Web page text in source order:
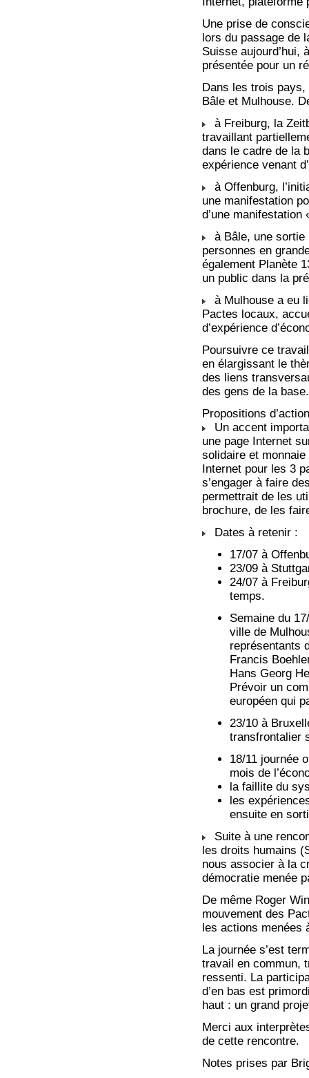
Une prise de
lors du passage de
Suisse aujourd’hui,
présentée pour un
Dans les trois
Bâle et Mulhouse.
à Freiburg, la
travaillant
dans le cadre de la
expérience venant
à Offenburg,
une manifestation
d’une
à Bâle, une
personnes en
également Planète
un public dans la
à Mulhouse a eu
Pactes locaux,
d’expérience
Poursuivre ce
en élargissant le
des liens
des gens de la base.
Propositions
Un accent
une page Internet
solidaire et monnaie
Internet pour les 3
s’engager à faire
permettrait de les
brochure, de les
Dates à retenir :
17/07 à
23/09 à
24/07 à
temps.
Semaine du
ville de
représentants
Francis
Hans Georg
Prévoir un
européen qui
23/10 à
transfrontalier
18/11 journée
mois de
la faillite du
les
ensuite en
Suite à une
les droits humains
nous associer à la
démocratie menée
De même Roger
mouvement des
les actions menées
La journée s’est
travail en commun,
ressenti. La
d’en bas est
haut : un grand
Merci aux
de cette rencontre.
Notes prises par